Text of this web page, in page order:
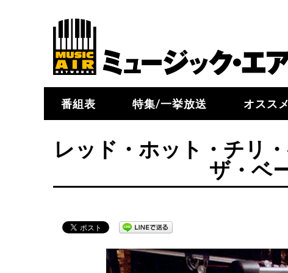
番組表 特集/一挙放送 オスス
レッド・ホット・チリ
ザ・ベ